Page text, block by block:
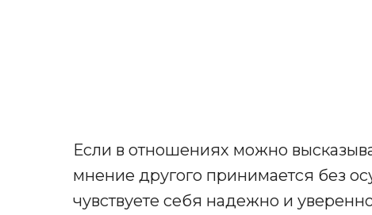
Если в отношениях можно
мнение другого принимается без
чувствуете себя надежно и